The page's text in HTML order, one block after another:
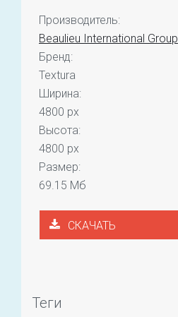
Производитель:
Beaulieu International Group
Бренд:
Textura
Ширина:
4800 px
Высота:
4800 px
Размер:
69.15 Мб
СКАЧАТЬ
Теги